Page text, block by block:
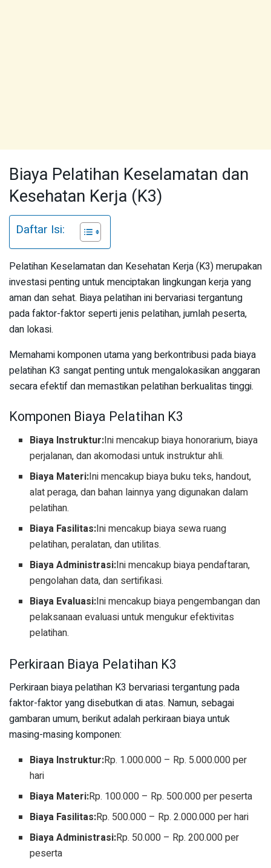
Biaya Pelatihan Keselamatan dan
Kesehatan Kerja (K3)
Daftar Isi:
Pelatihan Keselamatan dan Kesehatan Kerja (K3) merupakan
investasi penting untuk menciptakan lingkungan kerja yang
aman dan sehat. Biaya pelatihan ini bervariasi tergantung
pada faktor-faktor seperti jenis pelatihan, jumlah peserta,
dan lokasi.
Memahami komponen utama yang berkontribusi pada biaya
pelatihan K3 sangat penting untuk mengalokasikan anggaran
secara efektif dan memastikan pelatihan berkualitas tinggi.
Komponen Biaya Pelatihan K3
Biaya Instruktur:Ini mencakup biaya honorarium, biaya
perjalanan, dan akomodasi untuk instruktur ahli.
Biaya Materi:Ini mencakup biaya buku teks, handout,
alat peraga, dan bahan lainnya yang digunakan dalam
pelatihan.
Biaya Fasilitas:Ini mencakup biaya sewa ruang
pelatihan, peralatan, dan utilitas.
Biaya Administrasi:Ini mencakup biaya pendaftaran,
pengolahan data, dan sertifikasi.
Biaya Evaluasi:Ini mencakup biaya pengembangan dan
pelaksanaan evaluasi untuk mengukur efektivitas
pelatihan.
Perkiraan Biaya Pelatihan K3
Perkiraan biaya pelatihan K3 bervariasi tergantung pada
faktor-faktor yang disebutkan di atas. Namun, sebagai
gambaran umum, berikut adalah perkiraan biaya untuk
masing-masing komponen:
Biaya Instruktur:Rp. 1.000.000 – Rp. 5.000.000 per
hari
Biaya Materi:Rp. 100.000 – Rp. 500.000 per peserta
Biaya Fasilitas:Rp. 500.000 – Rp. 2.000.000 per hari
Biaya Administrasi:Rp. 50.000 – Rp. 200.000 per
peserta